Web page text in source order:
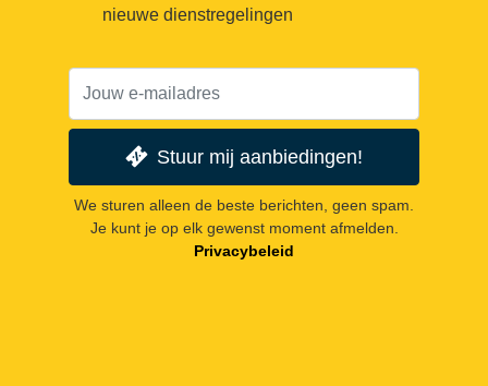
nieuwe dienstregelingen
Stuur mij aanbiedingen!
We sturen alleen de beste berichten, geen spam.
Je kunt je op elk gewenst moment afmelden.
Privacybeleid